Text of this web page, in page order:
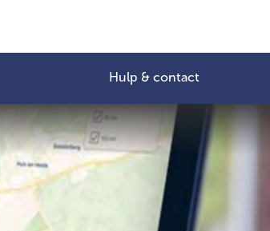
Hulp & contact